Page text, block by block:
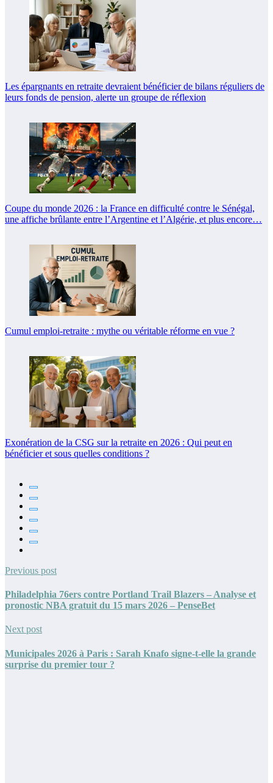
Les épargnants en retraite devraient bénéficier de bilans réguliers de
leurs fonds de pension, alerte un groupe de réflexion
Coupe du monde 2026 : la France en difficulté contre le Sénégal,
une affiche brûlante entre l’Argentine et l’Algérie, et plus encore…
Cumul emploi-retraite : mythe ou véritable réforme en vue ?
Exonération de la CSG sur la retraite en 2026 : Qui peut en
bénéficier et sous quelles conditions ?
Previous post
Philadelphia 76ers contre Portland Trail Blazers – Analyse et
pronostic NBA gratuit du 15 mars 2026 – PenseBet
Next post
Municipales 2026 à Paris : Sarah Knafo signe-t-elle la grande
surprise du premier tour ?